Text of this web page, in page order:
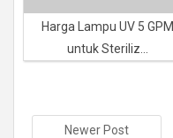
Harga Lampu UV 5 GPM
untuk Steriliz...
Newer Post